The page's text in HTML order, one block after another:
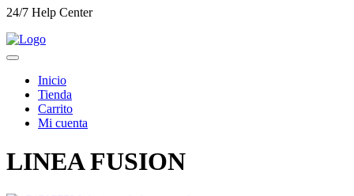
24/7 Help Center
Inicio
Tienda
Carrito
Mi cuenta
LINEA FUSION